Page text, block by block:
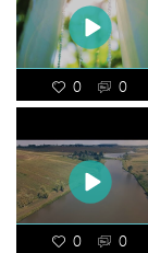
0 0
0 0